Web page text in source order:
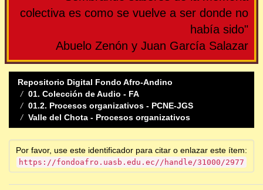
colectiva es como se vuelve a ser donde no
había sido"
Abuelo Zenón y Juan García Salazar
Repositorio Digital Fondo Afro-Andino
01. Colección de Audio - FA
01.2. Procesos organizativos - PCNE-JGS
Valle del Chota - Procesos organizativos
Por favor, use este identificador para citar o enlazar este ítem:
https://fondoafro.uasb.edu.ec//handle/31000/2977